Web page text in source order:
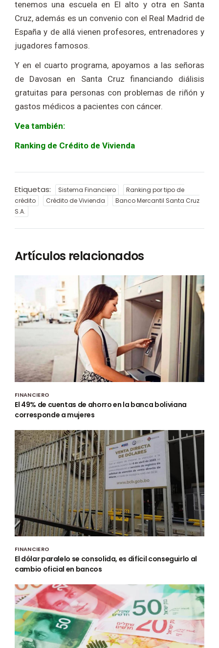
tenemos una escuela en El alto y otra en Santa
Cruz, además es un convenio con el Real Madrid de
España y de allá vienen profesores, entrenadores y
jugadores famosos.
Y en el cuarto programa, apoyamos a las señoras
de Davosan en Santa Cruz financiando diálisis
gratuitas para personas con problemas de riñón y
gastos médicos a pacientes con cáncer.
Vea también:
Ranking de Crédito de Vivienda
Etiquetas: Sistema Financiero
Ranking por tipo de
crédito
Crédito de Vivienda
Banco Mercantil Santa Cruz
S.A.
Artículos relacionados
FINANCIERO
El 49% de cuentas de ahorro en la banca boliviana
corresponde a mujeres
FINANCIERO
El dólar paralelo se consolida, es difícil conseguirlo al
cambio oficial en bancos